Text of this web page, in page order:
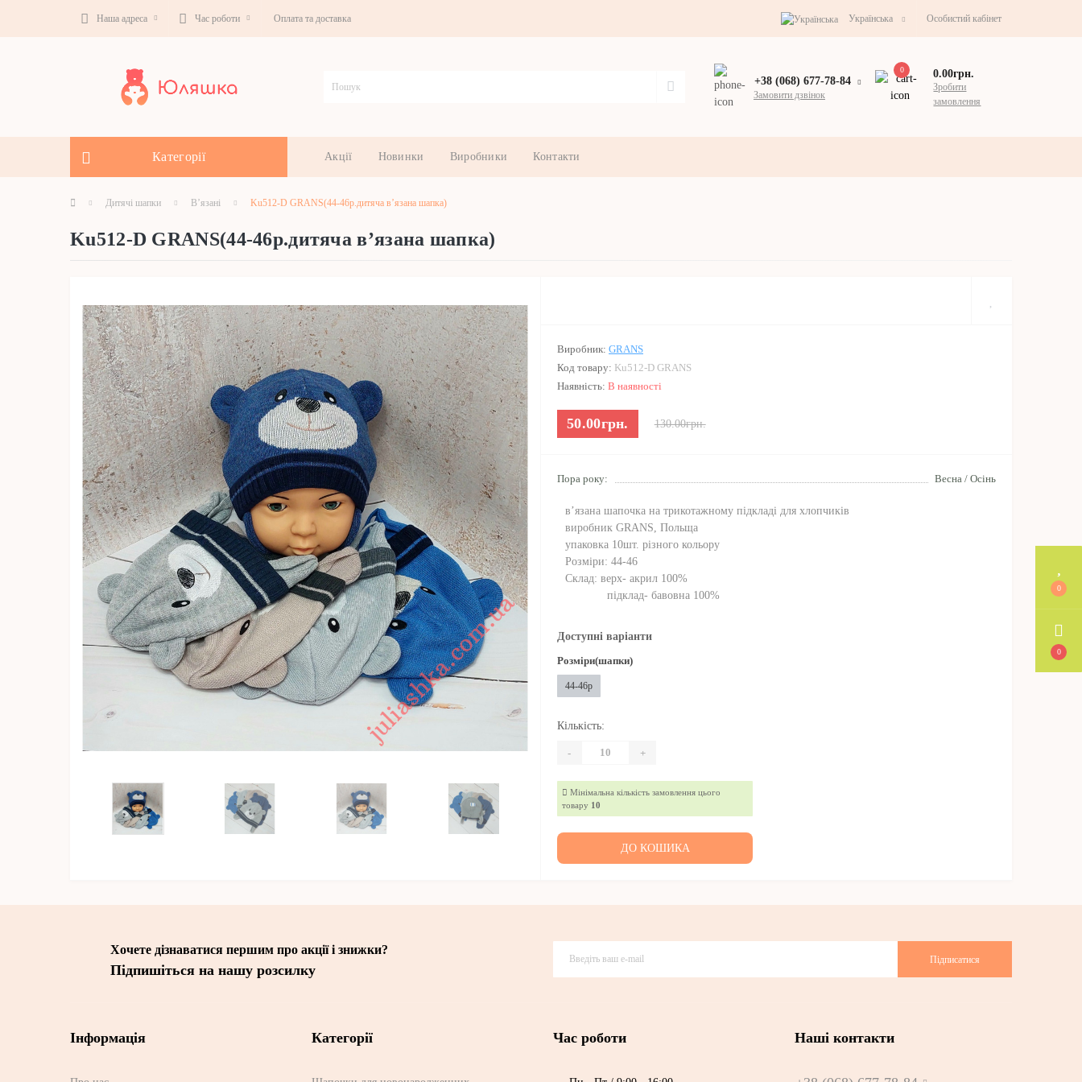
0
0
Наша адреса Час роботи Оплата та доставка Українська Особистий кабінет
+38 (068) 677-78-84
Замовити дзвінок
0 0.00грн.
Зробити
замовлення
Категорії Акції Новинки Виробники Контакти
Дитячі шапки В’язані Ku512-D GRANS(44-46р.дитяча в’язана шапка)
Ku512-D GRANS(44-46р.дитяча в’язана шапка)
Виробник: GRANS
Код товару: Ku512-D GRANS
Наявність: В наявності
50.00грн. 130.00грн.
Пора року: Весна / Осінь
в’язана шапочка на трикотажному підкладі для хлопчиків
виробник GRANS, Польща
упаковка 10шт. різного кольору
Розміри: 44-46
Склад: верх- акрил 100%
підклад- бавовна 100%
Доступні варіанти
Розміри(шапки)
44-46р
Кількість:
- +
Мінімальна кількість замовлення цього
товару 10
ДО КОШИКА
Хочете дізнаватися першим про акції і знижки?
Підпишіться на нашу розсилку
Підписатися
Інформація Категорії Час роботи Наші контакти